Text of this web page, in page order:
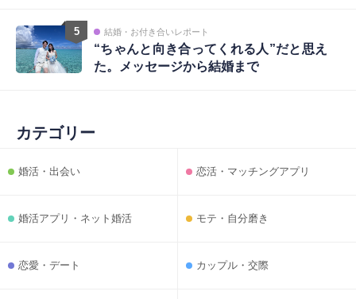
5 結婚・お付き合いレポート
“ちゃんと向き合ってくれる人”だと思え
た。メッセージから結婚まで
カテゴリー
婚活・出会い 恋活・マッチングアプリ
婚活アプリ・ネット婚活 モテ・自分磨き
恋愛・デート カップル・交際